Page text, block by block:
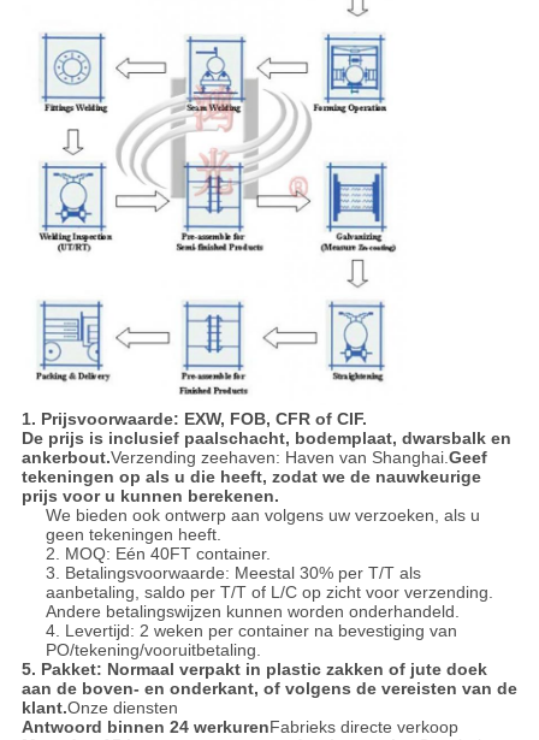
1. Prijsvoorwaarde: EXW, FOB, CFR of CIF.
De prijs is inclusief paalschacht, bodemplaat, dwarsbalk en
ankerbout.Verzending zeehaven: Haven van Shanghai.Geef
tekeningen op als u die heeft, zodat we de nauwkeurige
prijs voor u kunnen berekenen.
We bieden ook ontwerp aan volgens uw verzoeken, als u
geen tekeningen heeft.
2. MOQ: Eén 40FT container.
3. Betalingsvoorwaarde: Meestal 30% per T/T als
aanbetaling, saldo per T/T of L/C op zicht voor verzending.
Andere betalingswijzen kunnen worden onderhandeld.
4. Levertijd: 2 weken per container na bevestiging van
PO/tekening/vooruitbetaling.
5. Pakket: Normaal verpakt in plastic zakken of jute doek
aan de boven- en onderkant, of volgens de vereisten van de
klant.Onze diensten
Antwoord binnen 24 werkurenFabrieks directe verkoop